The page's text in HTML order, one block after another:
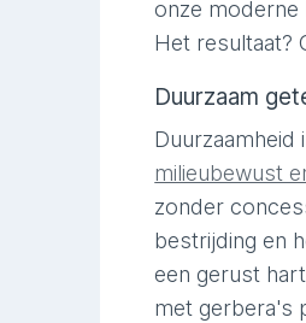
onze moderne
Het resultaat?
Duurzaam
Duurzaamheid
milieubewust
zonder
bestrijding en
een gerust
met gerbera's